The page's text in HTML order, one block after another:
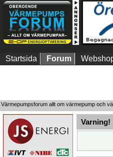
Startsida Forum
Värmepumpsforum allt om värmepump och
Varning!